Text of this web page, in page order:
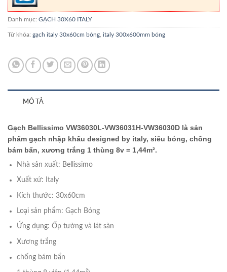
Danh mục: GẠCH 30X60 ITALY
Từ khóa: gạch italy 30x60cm bóng italy 300x600mm bóng
MÔ TẢ
Gạch Bellissimo VW36030L-VW36031H-VW36030D là sản
phẩm gạch nhập khẩu designed by italy, siêu bóng, chống
bám bẩn, xương trắng 1 thùng 8v = 1,44m².
Nhà sản xuất: Bellissimo
Xuất xứ: Italy
Kích thước: 30x60cm
Loại sản phẩm: Gạch Bóng
Ứng dụng: Ốp tường và lát sàn
Xương trắng
chống bám bẩn